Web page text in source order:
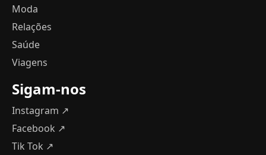
Moda
Relações
Saúde
Viagens
Sigam-nos
Instagram ↗
Facebook ↗
Tik Tok ↗